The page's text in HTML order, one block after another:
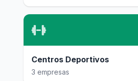
Centros Deportivos
3 empresas